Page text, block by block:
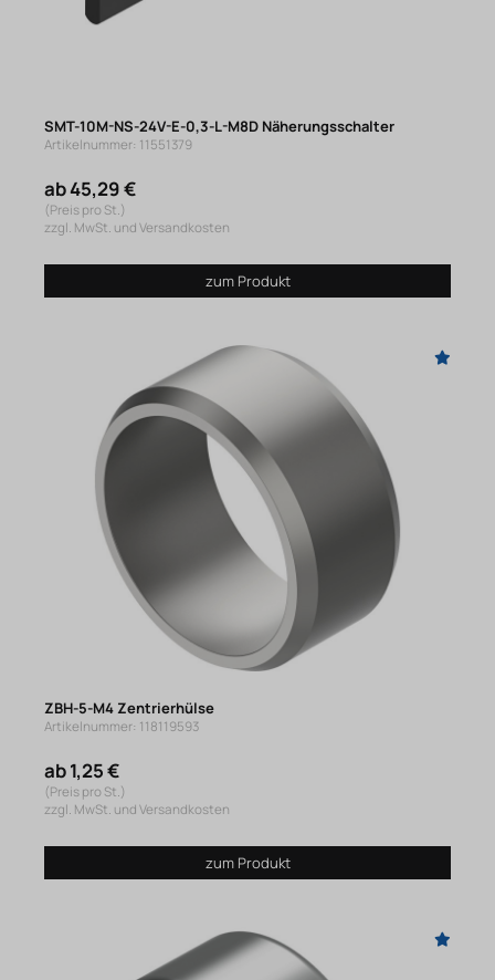
SMT-10M-NS-24V-E-0,3-L-M8D Näherungsschalter
Artikelnummer: 11551379
ab 45,29 €
(Preis pro St.)
zzgl. MwSt. und Versandkosten
zum Produkt
ZBH-5-M4 Zentrierhülse
Artikelnummer: 118119593
ab 1,25 €
(Preis pro St.)
zzgl. MwSt. und Versandkosten
zum Produkt